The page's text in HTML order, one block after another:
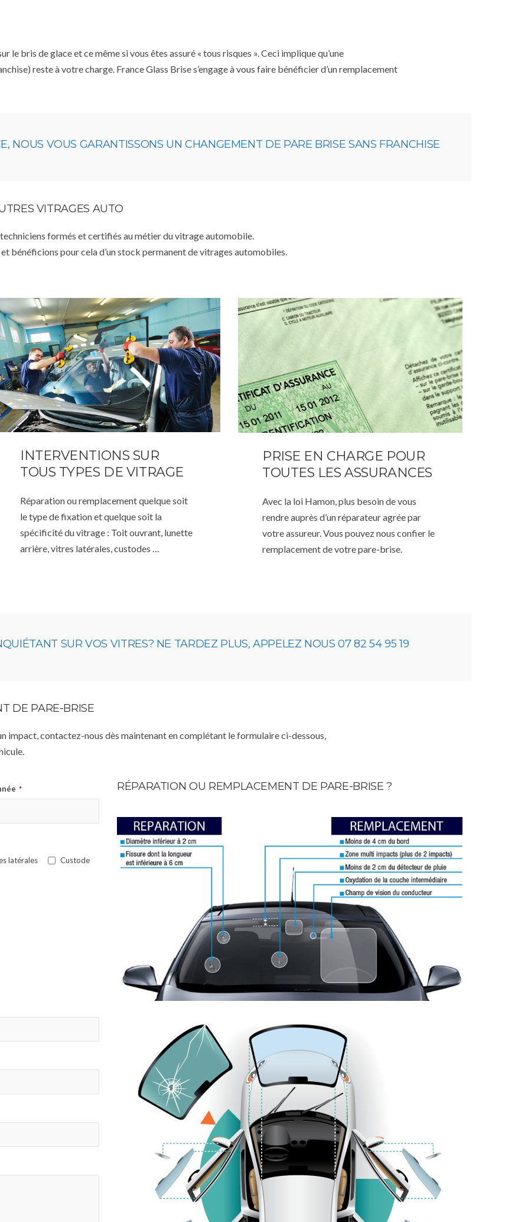
le bris de glace et ce même si vous êtes assuré « tous risques ». Ceci implique qu’une
reste à votre charge. France Glass Brise s’engage à vous faire bénéficier d’un remplacement
NOUS VOUS GARANTISSONS UN CHANGEMENT DE PARE BRISE SANS FRANCHISE
VITRAGES AUTO
formés et certifiés au métier du vitrage automobile.
bénéficions pour cela d’un stock permanent de vitrages automobiles.
INTERVENTIONS SUR
TOUS TYPES DE VITRAGE
Réparation ou remplacement quelque soit
le type de fixation et quelque soit la
spécificité du vitrage : Toit ouvrant, lunette
arrière, vitres latérales, custodes …
PRISE EN CHARGE POUR
TOUTES LES ASSURANCES
Avec la loi Hamon, plus besoin de vous
rendre auprès d’un réparateur agrée par
votre assureur. Vous pouvez nous confier le
remplacement de votre pare-brise.
SUR VOS VITRES? NE TARDEZ PLUS, APPELEZ NOUS 07 82 54 95 19
DE PARE-BRISE
impact, contactez-nous dès maintenant en complétant le formulaire ci-dessous,
*
latérales Custode
RÉPARATION OU REMPLACEMENT DE PARE-BRISE ?